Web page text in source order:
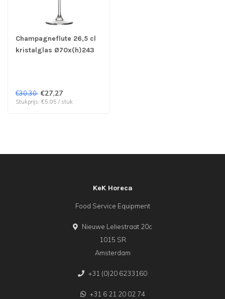
Champagneflute 26,5 cl
kristalglas Ø70x(h)243
€30,30 €27,27
Stukprijs: €5,05 / stuk
KeK Horeca
Food Service Equipment
Nieuwe Leliestraat 20c
1015 SR
Amsterdam
+31 (0)20 6233160
+31 6 21 20 02 74